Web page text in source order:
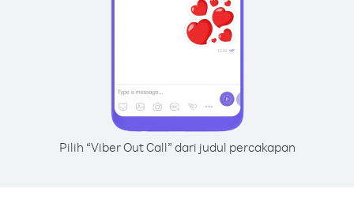
Pilih “Viber Out Call” dari judul percakapan